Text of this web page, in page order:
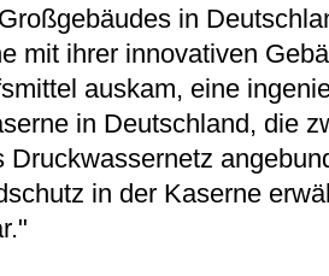
in
mit ihrer innovativen
auskam, eine
in Deutschland, die
Druckwassernetz
in der Kaserne